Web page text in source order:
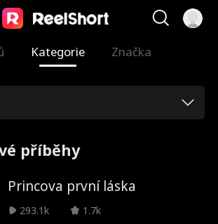
Kategorie Značka
příběhy
Princova první láska
293.1k
1.7k